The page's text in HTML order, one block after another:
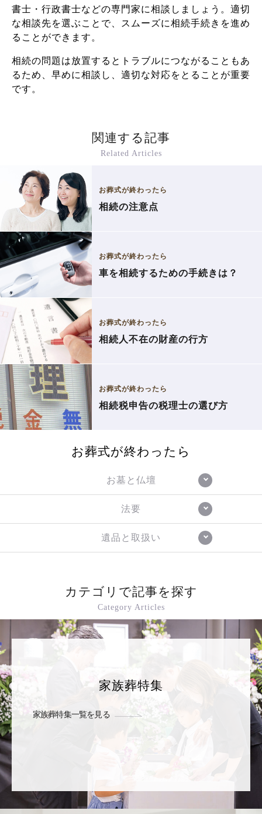
書士・行政書士などの専門家に相談しましょう。適切
な相談先を選ぶことで、スムーズに相続手続きを進め
ることができます。
相続の問題は放置するとトラブルにつながることもあ
るため、早めに相談し、適切な対応をとることが重要
です。
関連する記事
Related Articles
お葬式が終わったら
相続の注意点
お葬式が終わったら
車を相続するための手続きは？
お葬式が終わったら
相続人不在の財産の行方
お葬式が終わったら
相続税申告の税理士の選び方
お葬式が終わったら
お墓と仏壇
法要
遺品と取扱い
カテゴリで記事を探す
Category Articles
家族葬特集
家族葬特集一覧を見る